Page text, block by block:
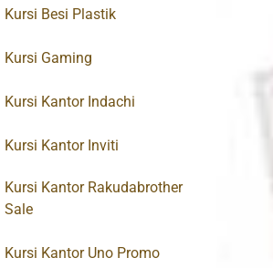
Kursi Besi Plastik
Kursi Gaming
Kursi Kantor Indachi
Kursi Kantor Inviti
Kursi Kantor Rakudabrother
Sale
Kursi Kantor Uno Promo